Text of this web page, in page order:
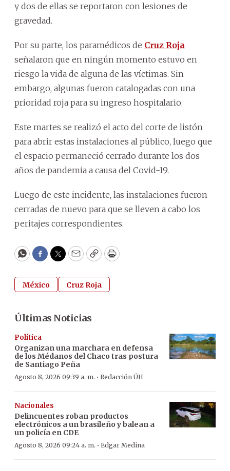
y dos de ellas se reportaron con lesiones de
gravedad.
Por su parte, los paramédicos de Cruz Roja
señalaron que en ningún momento estuvo en
riesgo la vida de alguna de las víctimas. Sin
embargo, algunas fueron catalogadas con una
prioridad roja para su ingreso hospitalario.
Este martes se realizó el acto del corte de listón
para abrir estas instalaciones al público, luego que
el espacio permaneció cerrado durante los dos
años de pandemia a causa del Covid-19.
Luego de este incidente, las instalaciones fueron
cerradas de nuevo para que se lleven a cabo los
peritajes correspondientes.
WhatsApp
Facebook
Twitter
EmailCopyPrint
México Cruz Roja
Últimas Noticias
Política
Organizan una marchara en defensa
de los Médanos del Chaco tras postura
de Santiago Peña
Agosto 8, 2026 09:39 a. m. · Redacción ÚH
Nacionales
Delincuentes roban productos
electrónicos a un brasileño y balean a
un policía en CDE
Agosto 8, 2026 09:24 a. m. · Edgar Medina